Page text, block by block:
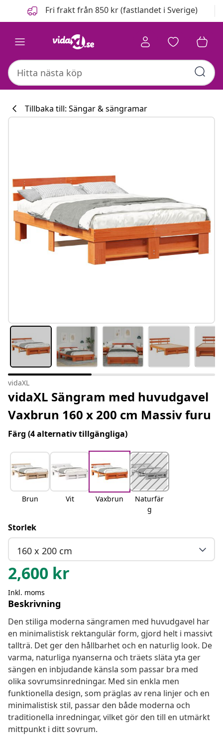
FöregåendeFri frakt från 850 kr (fastlandet i Sverige)
Tillbaka till: Sängar & sängramar
vidaXL
vidaXL Sängram med huvudgavel
Vaxbrun 160 x 200 cm Massiv furu
Färg (4 alternativ tillgängliga)
Brun Vit Vaxbrun
Naturfär
g
Storlek
160 x 200 cm
2,600 kr
Inkl. moms
Beskrivning
Den stiliga moderna sängramen med huvudgavel har
en minimalistisk rektangulär form, gjord helt i massivt
tallträ. Det ger den hållbarhet och en naturlig look. De
varma, naturliga nyanserna och träets släta yta ger
sängen en inbjudande känsla som passar bra med
olika sovrumsinredningar. Med sin enkla men
funktionella design, som präglas av rena linjer och en
minimalistisk stil, passar den både moderna och
traditionella inredningar, vilket gör den till en utmärkt
mittpunkt i ditt sovrum.